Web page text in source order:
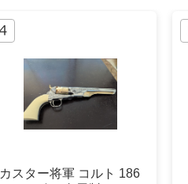
カスター将軍 コルト 186